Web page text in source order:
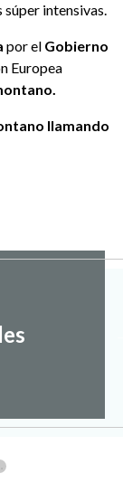
intensivas.
por el Gobierno
Europea
llamando